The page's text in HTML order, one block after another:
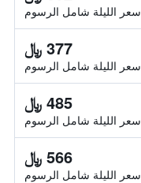
سعر الليلة شامل الرسوم
377 ﷼
سعر الليلة شامل الرسوم
485 ﷼
سعر الليلة شامل الرسوم
566 ﷼
سعر الليلة شامل الرسوم